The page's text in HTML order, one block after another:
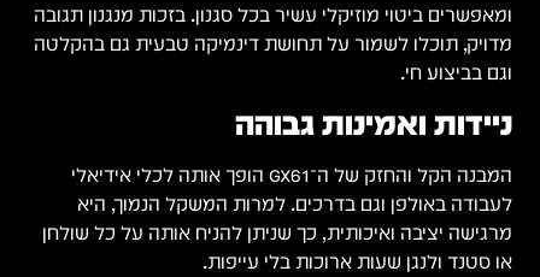
ומאפשרים ביטוי מוזיקלי עשיר בכל סגנון. בזכות מנגנון תגובה
מדויק, תוכלו לשמור על תחושת דינמיקה טבעית גם בהקלטה
וגם בביצוע חי.
ניידות ואמינות גבוהה
המבנה הקל והחזק של ה־GX61 הופך אותה לכלי אידיאלי
לעבודה באולפן וגם בדרכים. למרות המשקל הנמוך, היא
מרגישה יציבה ואיכותית, כך שניתן להניח אותה על כל שולחן
או סטנד ולנגן שעות ארוכות בלי עייפות.